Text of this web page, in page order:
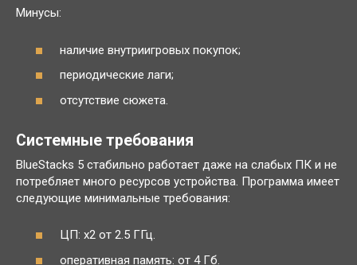
Минусы:
наличие внутриигровых покупок;
периодические лаги;
отсутствие сюжета.
Системные требования
BlueStacks 5 стабильно работает даже на слабых ПК и не
потребляет много ресурсов устройства. Программа имеет
следующие минимальные требования:
ЦП: x2 от 2.5 ГГц.
оперативная память: от 4 Гб.